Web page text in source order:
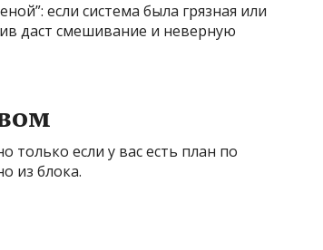
если система была грязная или
даст смешивание и неверную
только если у вас есть план по
из блока.